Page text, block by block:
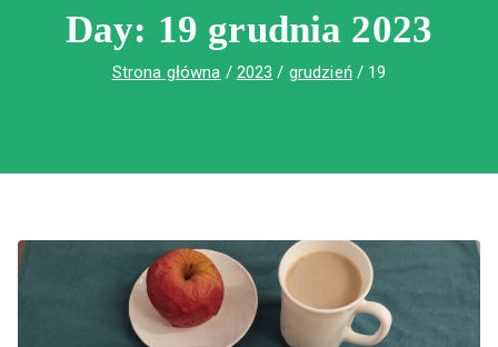
Day: 19 grudnia 2023
Strona główna 2023 grudzień 19